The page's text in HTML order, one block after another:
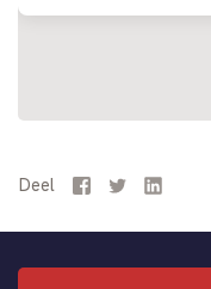
Deel Facebook
Twitter